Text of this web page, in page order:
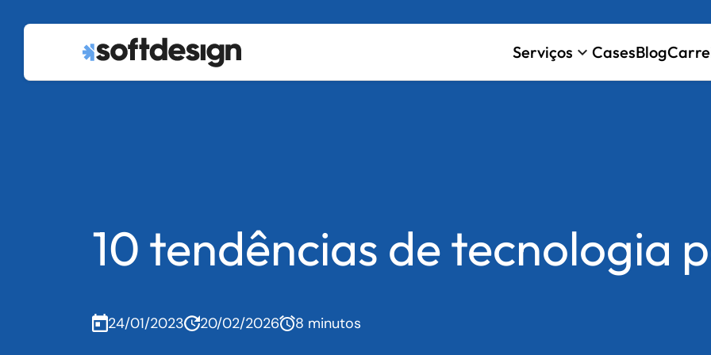
Serviços keyboard_arrow_down CasesBlog
10 tendências de tecnologia
24/01/2023 20/02/2026 8 minutos